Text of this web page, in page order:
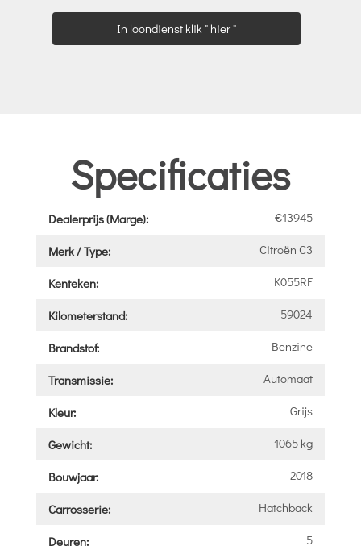
In loondienst klik " hier "
Specificaties
Dealerprijs (Marge): €13945
Merk / Type: Citroën C3
Kenteken: K055RF
Kilometerstand: 59024
Brandstof: Benzine
Transmissie: Automaat
Kleur: Grijs
Gewicht: 1065 kg
Bouwjaar: 2018
Carrosserie: Hatchback
Deuren: 5